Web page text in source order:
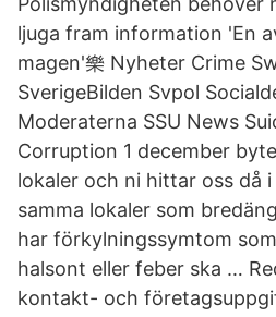
ljuga fram information 'En
magen'樂 Nyheter Crime
SverigeBilden Svpol
Moderaterna SSU News
Corruption 1 december
lokaler och ni hittar oss då
samma lokaler som
har förkylningssymtom
halsont eller feber ska …
kontakt- och